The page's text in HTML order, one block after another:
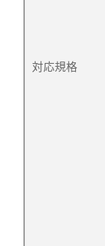
対応規格